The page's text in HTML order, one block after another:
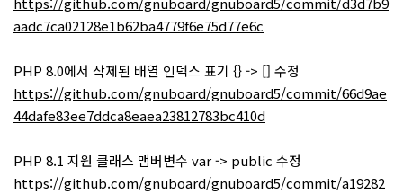
aadc7ca02128e1b62ba4779f6e75d77e6c
PHP 8.0에서 삭제된 배열 인덱스 표기 {} -> [] 수정
https://github.com/gnuboard/gnuboard5/commit/66d9ae
44dafe83ee7ddca8eaea23812783bc410d
PHP 8.1 지원 클래스 맴버변수 var -> public 수정
https://github.com/gnuboard/gnuboard5/commit/a19282